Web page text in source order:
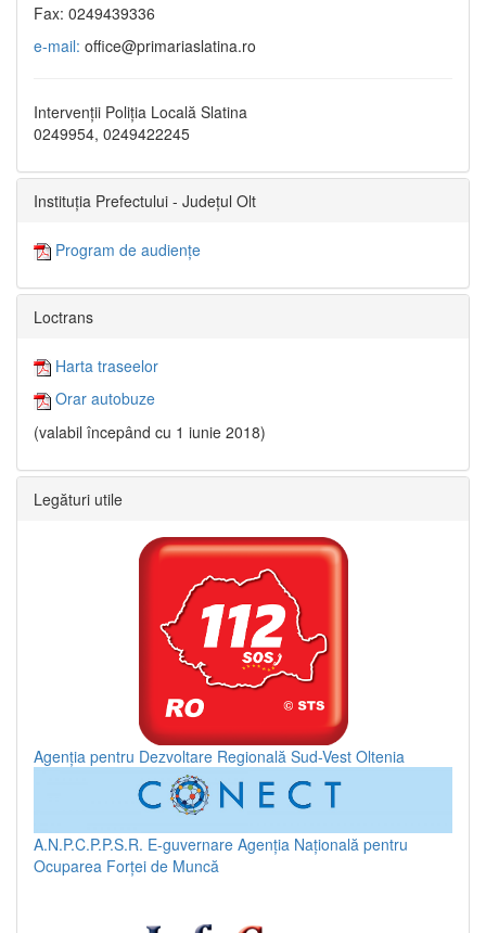
Fax: 0249439336
e-mail: office@primariaslatina.ro
Intervenții Poliția Locală Slatina
0249954, 0249422245
Instituția Prefectului - Județul Olt
Program de audiențe
Loctrans
Harta traseelor
Orar autobuze
(valabil începând cu 1 iunie 2018)
Legături utile
Agenția pentru Dezvoltare Regională Sud-Vest Oltenia
A.N.P.C.P.P.S.R. E-guvernare Agenția Națională pentru
Ocuparea Forței de Muncă